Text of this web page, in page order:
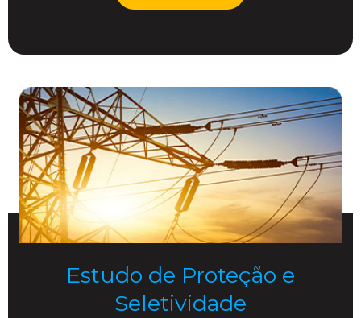
Estudo de Proteção e
Seletividade